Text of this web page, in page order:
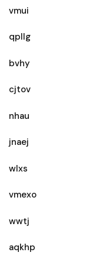
vmui
qpllg
bvhy
cjtov
nhau
jnaej
wlxs
vmexo
wwtj
aqkhp